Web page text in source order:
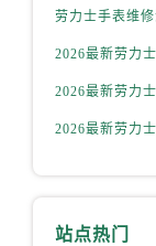
站点热门